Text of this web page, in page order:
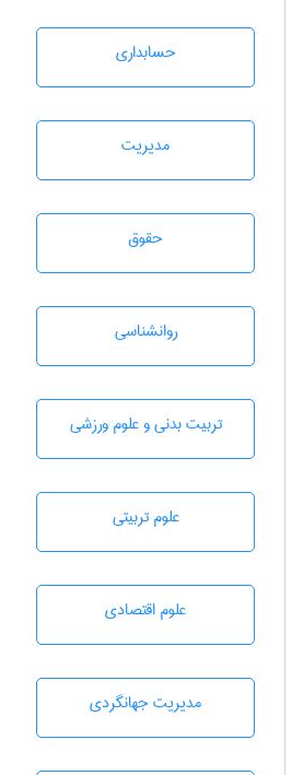
حسابداری
مديريت
حقوق
روانشناسی
تربيت بدنی و علوم ورزشی
علوم تربيتی
علوم اقتصادی
مديريت جهانگردی